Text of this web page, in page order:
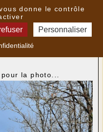
février après-midi
la photo...
donne le contrôle
Personnaliser